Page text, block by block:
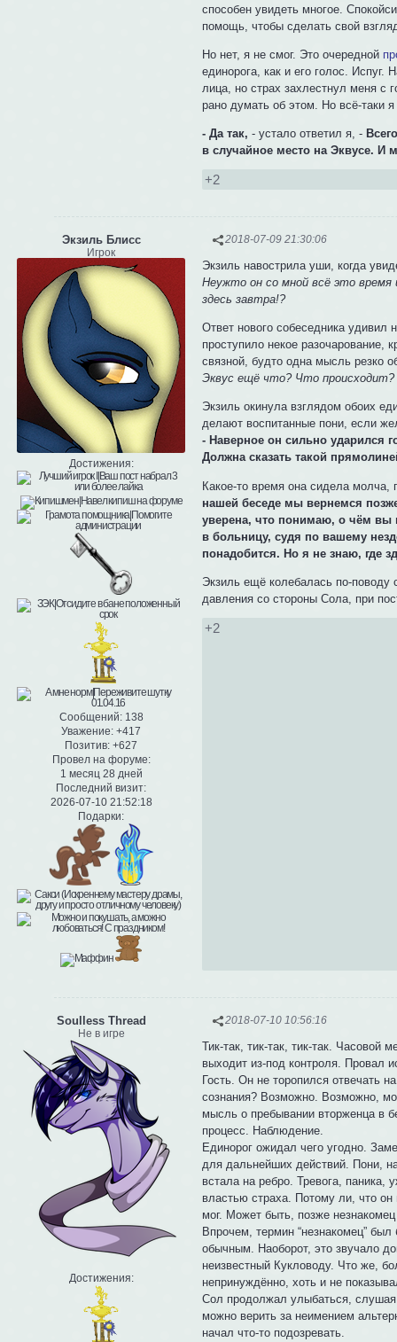
способен увидеть многое.
помощь, чтобы сделать свой
Но нет, я не смог. Это очередной
единорога, как и его голос. Испуг.
лица, но страх захлестнул меня с
рано думать об этом. Но всё-таки
- Да так, - устало ответил я, -
в случайное место на Эквусе. И
+2
2018-07-09 21:30:06
Экзиль Блисс
Игрок
Достижения:
Сообщений:138
Уважение: +417
Позитив: +627
Провел на форуме:
1 месяц 28 дней
Последний визит:
2026-07-10 21:52:18
Подарки:
Экзиль навострила уши, когда
Неужто он со мной всё это время
здесь завтра!?
Ответ нового собеседника удивил
проступило некое разочарование,
связной, будто одна мысль резко
Эквус ещё что? Что происходит?
Экзиль окинула взглядом обоих
делают воспитанные пони, если
- Наверное он сильно ударился
Должна сказать такой
Какое-то время она сидела молча,
нашей беседе мы вернемся
уверена, что понимаю, о чём вы
в больницу, судя по вашему
понадобится. Но я не знаю, где
Экзиль ещё колебалась по-поводу
давления со стороны Сола, при
+2
2018-07-10 10:56:16
Soulless Thread
Не в игре
Достижения:
Тик-так, тик-так, тик-так. Часовой
выходит из-под контроля. Провал
Гость. Он не торопился отвечать
сознания? Возможно. Возможно,
мысль о пребывании вторженца в
процесс. Наблюдение.
Единорог ожидал чего угодно.
для дальнейших действий. Пони,
встала на ребро. Тревога, паника,
властью страха. Потому ли, что он
мог. Может быть, позже
Впрочем, термин “незнакомец”
обычным. Наоборот, это звучало
неизвестный Кукловоду. Что же,
непринуждённо, хоть и не
Сол продолжал улыбаться, слушая
можно верить за неимением
начал что-то подозревать.